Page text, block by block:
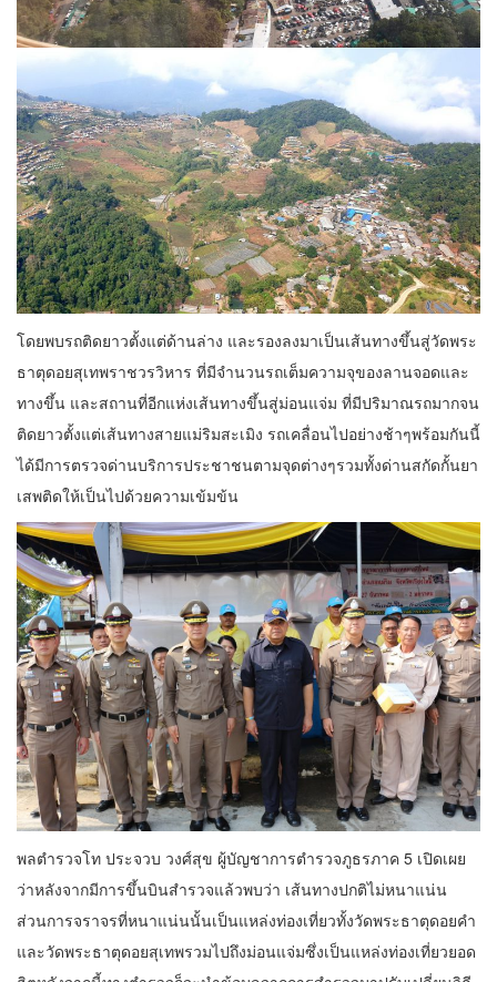
โดยพบรถติดยาวตั้งแต่ด้านล่าง และรองลงมาเป็นเส้นทางขึ้นสู่วัดพระ
ธาตุดอยสุเทพราชวรวิหาร ที่มีจำนวนรถเต็มความจุของลานจอดและ
ทางขึ้น และสถานที่อีกแห่งเส้นทางขึ้นสู่ม่อนแจ่ม ที่มีปริมาณรถมากจน
ติดยาวตั้งแต่เส้นทางสายแม่ริมสะเมิง รถเคลื่อนไปอย่างช้าๆพร้อมกันนี้
ได้มีการตรวจด่านบริการประชาชนตามจุดต่างๆรวมทั้งด่านสกัดกั้นยา
เสพติดให้เป็นไปด้วยความเข้มข้น
พลตำรวจโท ประจวบ วงศ์สุข ผู้บัญชาการตำรวจภูธรภาค 5 เปิดเผย
ว่าหลังจากมีการขึ้นบินสำรวจแล้วพบว่า เส้นทางปกติไม่หนาแน่น
ส่วนการจราจรที่หนาแน่นนั้นเป็นแหล่งท่องเที่ยวทั้งวัดพระธาตุดอยคำ
และวัดพระธาตุดอยสุเทพรวมไปถึงม่อนแจ่มซึ่งเป็นแหล่งท่องเที่ยวยอด